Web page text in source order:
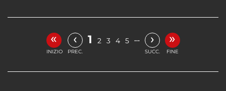
«
INIZIO
‹
PREC.
1 2 3 4 5 … ›
SUCC.
»
FINE